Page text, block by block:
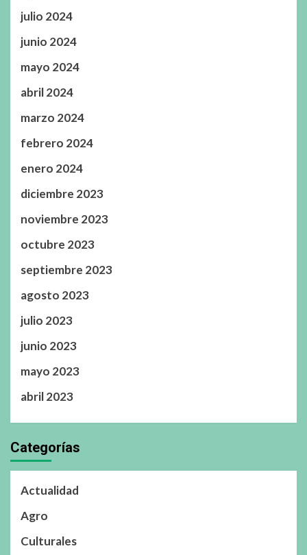
julio 2024
junio 2024
mayo 2024
abril 2024
marzo 2024
febrero 2024
enero 2024
diciembre 2023
noviembre 2023
octubre 2023
septiembre 2023
agosto 2023
julio 2023
junio 2023
mayo 2023
abril 2023
Categorías
Actualidad
Agro
Culturales